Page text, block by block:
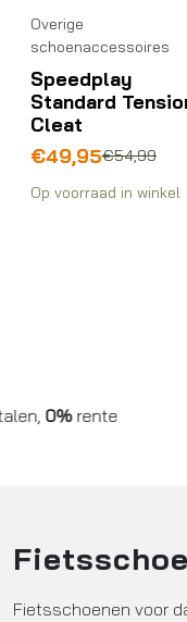
Overige
schoenaccessoires
Speedplay
Standard
Cleat
€54,99
Oorspronkelijke
was:
€49,95
Huidige
is:
Op voorraad in winkel
rente
Fietsschoenen voor